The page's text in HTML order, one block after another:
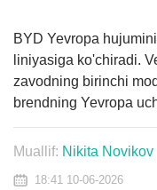
BYD Yevropa
liniyasiga ko'chiradi.
zavodning birinchi
brendning Yevropa
Muallif: Nikita Novikov
18:41 10-06-2026